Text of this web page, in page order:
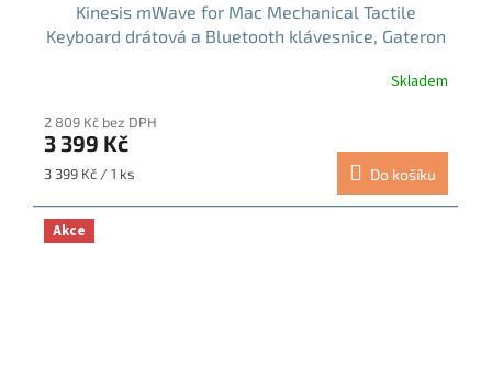
Kinesis mWave for Mac Mechanical Tactile
Keyboard drátová a Bluetooth klávesnice, Gateron
produktu
je
5,0
5
hvězdiček.
Skladem
2 809 Kč bez DPH
3 399 Kč
Měrná
3 399 Kč / 1 ks Do košíku
Akce